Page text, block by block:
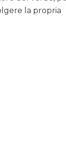
la propria